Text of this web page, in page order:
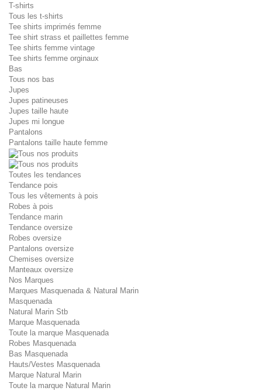
T-shirts
Tous les t-shirts
Tee shirts imprimés femme
Tee shirt strass et paillettes femme
Tee shirts femme vintage
Tee shirts femme orginaux
Bas
Tous nos bas
Jupes
Jupes patineuses
Jupes taille haute
Jupes mi longue
Pantalons
Pantalons taille haute femme
Toutes les tendances
Tendance pois
Tous les vêtements à pois
Robes à pois
Tendance marin
Tendance oversize
Robes oversize
Pantalons oversize
Chemises oversize
Manteaux oversize
Nos Marques
Marques Masquenada & Natural Marin
Masquenada
Natural Marin Stb
Marque Masquenada
Toute la marque Masquenada
Robes Masquenada
Bas Masquenada
Hauts/Vestes Masquenada
Marque Natural Marin
Toute la marque Natural Marin